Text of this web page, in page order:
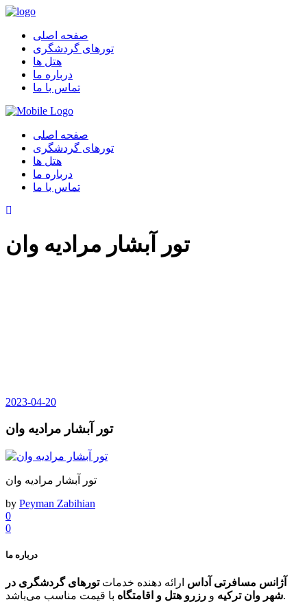
صفحه اصلی
تورهای گردشگری
هتل ها
درباره ما
تماس با ما
صفحه اصلی
تورهای گردشگری
هتل ها
درباره ما
تماس با ما
تور آبشار مرادیه وان
2023-04-20
تور آبشار مرادیه وان
تور آبشار مرادیه وان
by Peyman Zabihian
0
0
درباره ما
آژانس مسافرتی آداس ارائه دهنده خدماتتورهای گردشگری در
شهر وان ترکیه و رزرو هتل و اقامتگاه با قیمت مناسب می‌باشد.